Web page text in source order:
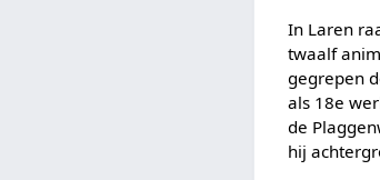
In Laren
twaalf
gegrepen
als 18e
de
hij